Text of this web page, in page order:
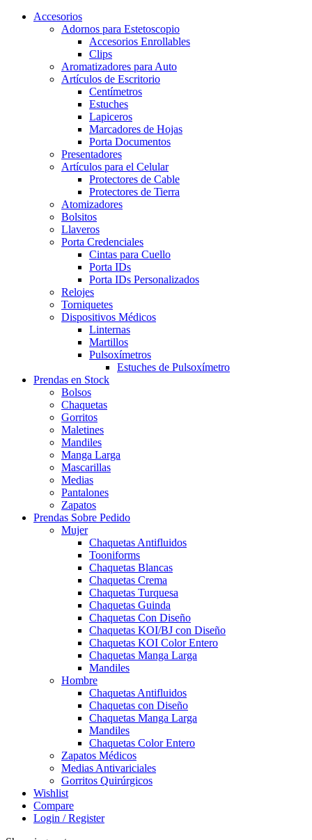
Accesorios
Adornos para Estetoscopio
Accesorios Enrollables
Clips
Aromatizadores para Auto
Artículos de Escritorio
Centímetros
Estuches
Lapiceros
Marcadores de Hojas
Porta Documentos
Presentadores
Artículos para el Celular
Protectores de Cable
Protectores de Tierra
Atomizadores
Bolsitos
Llaveros
Porta Credenciales
Cintas para Cuello
Porta IDs
Porta IDs Personalizados
Relojes
Torniquetes
Dispositivos Médicos
Linternas
Martillos
Pulsoxímetros
Estuches de Pulsoxímetro
Prendas en Stock
Bolsos
Chaquetas
Gorritos
Maletines
Mandiles
Manga Larga
Mascarillas
Medias
Pantalones
Zapatos
Prendas Sobre Pedido
Mujer
Chaquetas Antifluidos
Tooniforms
Chaquetas Blancas
Chaquetas Crema
Chaquetas Turquesa
Chaquetas Guinda
Chaquetas Con Diseño
Chaquetas KOI/BJ con Diseño
Chaquetas KOI Color Entero
Chaquetas Manga Larga
Mandiles
Hombre
Chaquetas Antifluidos
Chaquetas con Diseño
Chaquetas Manga Larga
Mandiles
Chaquetas Color Entero
Zapatos Médicos
Medias Antivariciales
Gorritos Quirúrgicos
Wishlist
Compare
Login / Register